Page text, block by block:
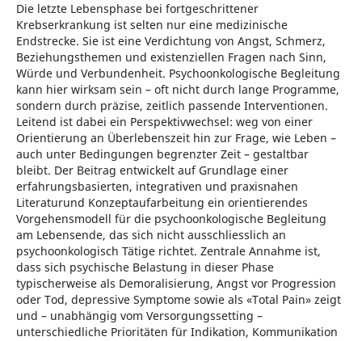
Die letzte Lebensphase bei fortgeschrittener
Krebserkrankung ist selten nur eine medizinische
Endstrecke. Sie ist eine Verdichtung von Angst, Schmerz,
Beziehungsthemen und existenziellen Fragen nach Sinn,
Würde und Verbundenheit. Psychoonkologische Begleitung
kann hier wirksam sein – oft nicht durch lange Programme,
sondern durch präzise, zeitlich passende Interventionen.
Leitend ist dabei ein Perspektivwechsel: weg von einer
Orientierung an Überlebenszeit hin zur Frage, wie Leben –
auch unter Bedingungen begrenzter Zeit – gestaltbar
bleibt. Der Beitrag entwickelt auf Grundlage einer
erfahrungsbasierten, integrativen und praxisnahen
Literaturund Konzeptaufarbeitung ein orientierendes
Vorgehensmodell für die psychoonkologische Begleitung
am Lebensende, das sich nicht ausschliesslich an
psychoonkologisch Tätige richtet. Zentrale Annahme ist,
dass sich psychische Belastung in dieser Phase
typischerweise als Demoralisierung, Angst vor Progression
oder Tod, depressive Symptome sowie als «Total Pain» zeigt
und – unabhängig vom Versorgungssetting –
unterschiedliche Prioritäten für Indikation, Kommunikation